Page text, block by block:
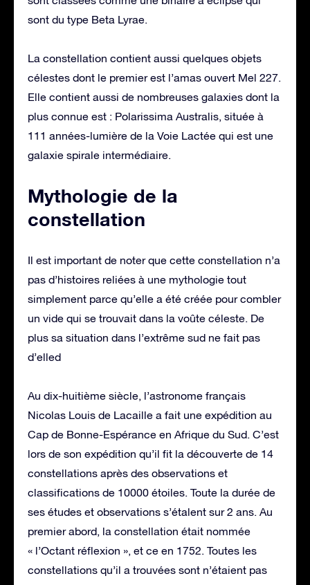
sont du type Beta Lyrae.
La constellation contient aussi quelques objets
célestes dont le premier est l’amas ouvert Mel 227.
Elle contient aussi de nombreuses galaxies dont la
plus connue est : Polarissima Australis, située à
111 années-lumière de la Voie Lactée qui est une
galaxie spirale intermédiaire.
Mythologie de la
constellation
Il est important de noter que cette constellation n’a
pas d’histoires reliées à une mythologie tout
simplement parce qu’elle a été créée pour combler
un vide qui se trouvait dans la voûte céleste. De
plus sa situation dans l’extrême sud ne fait pas
d’elled
Au dix-huitième siècle, l’astronome français
Nicolas Louis de Lacaille a fait une expédition au
Cap de Bonne-Espérance en Afrique du Sud. C’est
lors de son expédition qu’il fit la découverte de 14
constellations après des observations et
classifications de 10000 étoiles. Toute la durée de
ses études et observations s’étalent sur 2 ans. Au
premier abord, la constellation était nommée
« l’Octant réflexion », et ce en 1752. Toutes les
constellations qu’il a trouvées sont n’étaient pas